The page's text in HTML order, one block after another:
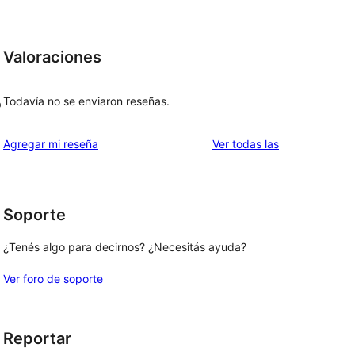
Valoraciones
Todavía no se enviaron reseñas.
Agregar mi reseña Ver todas lasreseñas
Soporte
¿Tenés algo para decirnos? ¿Necesitás ayuda?
Ver foro de soporte
Reportar